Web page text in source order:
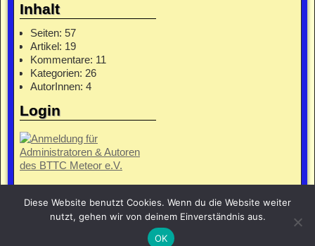
Inhalt
Seiten: 57
Artikel: 19
Kommentare: 11
Kategorien: 26
AutorInnen: 4
Login
© 2011-2020 - BTTC Meteor e. V. - Tischtennis in Berlins Mitte -
13357 Berlin, Schönstedtstr. 4, obere Halle -
Vorstand-
Diese Website benutzt Cookies. Wenn du die Website weiter
nutzt, gehen wir von deinem Einverständnis aus.
OK